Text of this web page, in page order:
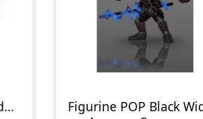
Figurine POP Black Widow